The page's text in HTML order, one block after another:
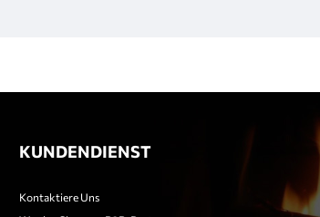
KUNDENDIENST
Kontaktiere Uns